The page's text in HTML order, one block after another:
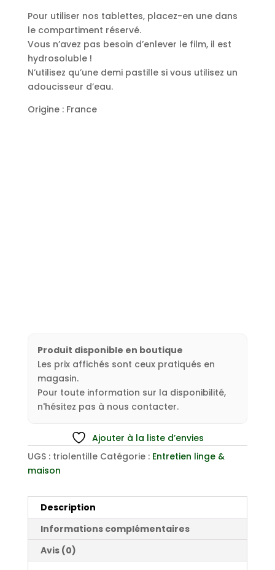
Pour utiliser nos tablettes, placez-en une dans
le compartiment réservé.
Vous n’avez pas besoin d’enlever le film, il est
hydrosoluble !
N’utilisez qu’une demi pastille si vous utilisez un
adoucisseur d’eau.
Origine : France
Produit disponible en boutique
Les prix affichés sont ceux pratiqués en
magasin.
Pour toute information sur la disponibilité,
n'hésitez pas à nous contacter.
Ajouter à la liste d’envies
UGS : triolentille Catégorie : Entretien linge &
maison
Description
Informations complémentaires
Avis (0)